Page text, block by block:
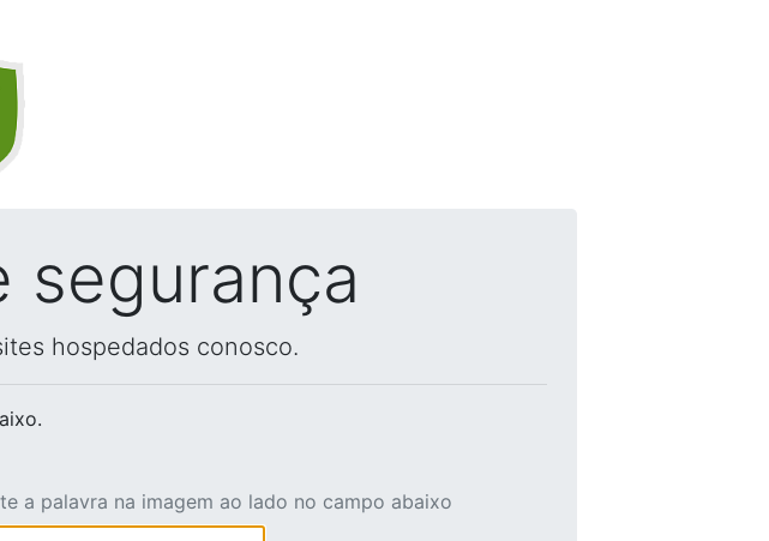
segurança
hospedados conosco.
a palavra na imagem ao lado no campo abaixo